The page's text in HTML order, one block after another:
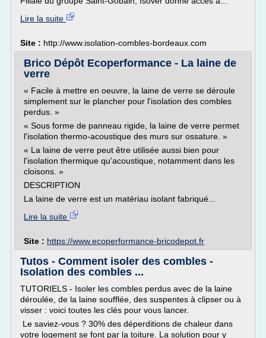
Lire la suite
Site : http://www.isolation-combles-bordeaux.com
Brico Dépôt Ecoperformance - La laine de
verre
« Facile à mettre en oeuvre, la laine de verre se déroule
simplement sur le plancher pour l'isolation des combles
perdus. »
« Sous forme de panneau rigide, la laine de verre permet
l'isolation thermo-acoustique des murs sur ossature. »
« La laine de verre peut être utilisée aussi bien pour
l'isolation thermique qu'acoustique, notamment dans les
cloisons. »
DESCRIPTION
La laine de verre est un matériau isolant fabriqué...
Lire la suite
Site : https://www.ecoperformance-bricodepot.fr
Tutos - Comment isoler des combles -
Isolation des combles ...
TUTORIELS - Isoler les combles perdus avec de la laine
déroulée, de la laine soufflée, des suspentes à clipser ou à
visser : voici toutes les clés pour vous lancer.
Le saviez-vous ? 30% des déperditions de chaleur dans
votre logement se font par la toiture. La solution pour y